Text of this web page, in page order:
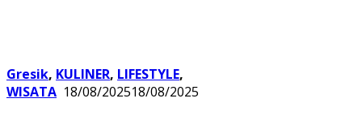
Gresik, KULINER, LIFESTYLE,
WISATA 18/08/202518/08/2025